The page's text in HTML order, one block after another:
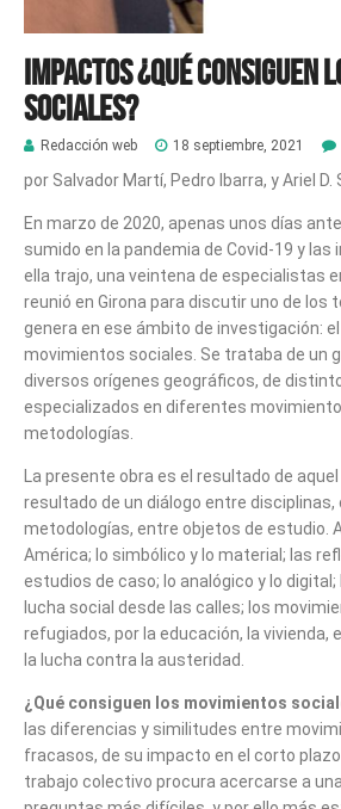
Impactos ¿Qué consiguen
sociales?
Redacción web 18 septiembre, 2021
por Salvador Martí, Pedro Ibarra, y Ariel D.
En marzo de 2020, apenas unos días
sumido en la pandemia de Covid-19 y
ella trajo, una veintena de especialistas
reunió en Girona para discutir uno de los
genera en ese ámbito de investigación:
movimientos sociales. Se trataba de un
diversos orígenes geográficos, de
especializados en diferentes
metodologías.
La presente obra es el resultado de
resultado de un diálogo entre
metodologías, entre objetos de estudio.
América; lo simbólico y lo material; las
estudios de caso; lo analógico y lo
lucha social desde las calles; los
refugiados, por la educación, la vivienda,
la lucha contra la austeridad.
¿Qué consiguen los movimientos
las diferencias y similitudes entre
fracasos, de su impacto en el corto
trabajo colectivo procura acercarse a